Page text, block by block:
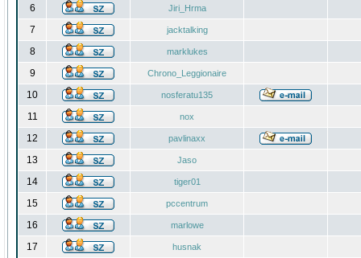
6
Jiri_Hrma
7 jacktalking
8 marklukes
9 Chrono_Leggionaire
10 nosferatu135
11 nox
12 pavlinaxx
13 Jaso
14 tiger01
15 pccentrum
16 marlowe
17 husnak